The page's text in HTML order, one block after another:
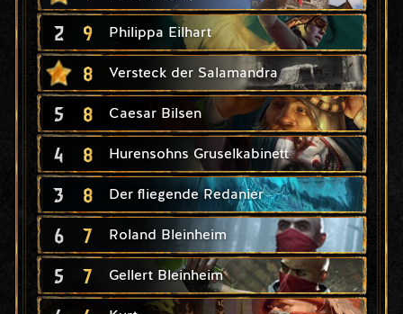
2 9 Philippa Eilhart
8 Versteck der Salamandra
5 8 Caesar Bilsen
4 8 Hurensohns Gruselkabinett
3 8 Der fliegende Redanier
6 7 Roland Bleinheim
5 7 Gellert Bleinheim